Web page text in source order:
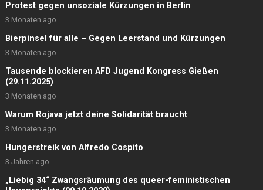
Protest gegen unsoziale Kürzungen in Berlin
3 Monaten ago
Bierpinsel für alle – Gegen Leerstand und Kürzungen
3 Monaten ago
Tausende blockieren AFD Jugend Kongress Gießen
(29.11.2025)
3 Monaten ago
Warum Rojava jetzt deine Solidarität braucht
3 Monaten ago
Hungerstreik von Alfredo Cospito
3 Jahren ago
„Liebig 34“ Zwangsräumung des queer-feministischen